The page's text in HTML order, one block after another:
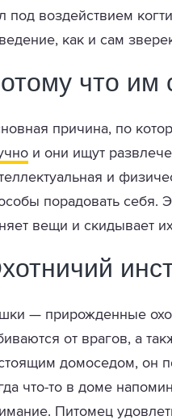
под воздействием
как и сам
что им
причина, по
и они ищут
и
порадовать себя.
вещи и скидывает
— прирожденные
от врагов, а
домоседом, он
что-то в доме
Питомец